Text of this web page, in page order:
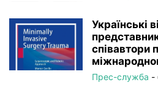
Українські
співавтори
Прес-служба -